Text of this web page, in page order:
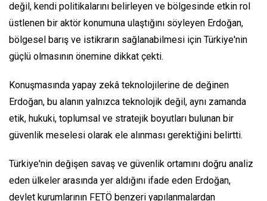
değil, kendi politikalarını belirleyen ve bölgesinde etkin rol
üstlenen bir aktör konumuna ulaştığını söyleyen Erdoğan,
bölgesel barış ve istikrarın sağlanabilmesi için Türkiye'nin
güçlü olmasının önemine dikkat çekti.
Konuşmasında yapay zekâ teknolojilerine de değinen
Erdoğan, bu alanın yalnızca teknolojik değil, aynı zamanda
etik, hukuki, toplumsal ve stratejik boyutları bulunan bir
güvenlik meselesi olarak ele alınması gerektiğini belirtti.
Türkiye'nin değişen savaş ve güvenlik ortamını doğru analiz
eden ülkeler arasında yer aldığını ifade eden Erdoğan,
devlet kurumlarının FETÖ benzeri yapılanmalardan